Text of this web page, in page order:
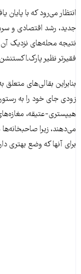
انتظار می‌رود که با
جدید، رشد اقتصادی و
نتیجه محله‌های نزدیک
فقیرتر نظیر
بنابراین بقالی‌های
زودی جای خود را به
هیپستری-عتیقه،
می‌دهند، زیرا
برای آنها که وضع بهتری